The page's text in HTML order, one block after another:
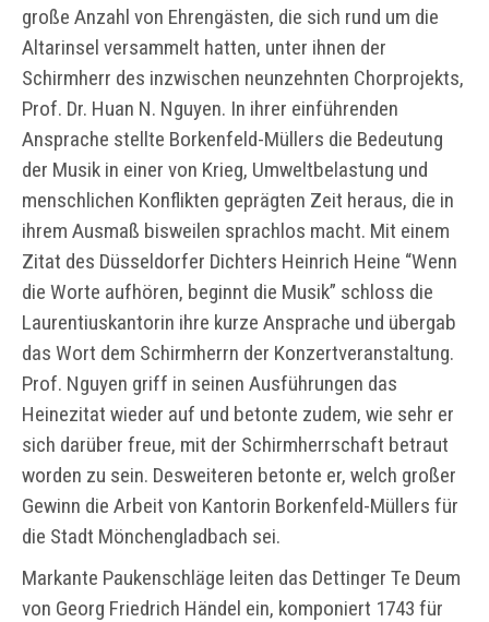
große Anzahl von Ehrengästen, die sich rund um die
Altarinsel versammelt hatten, unter ihnen der
Schirmherr des inzwischen neunzehnten Chorprojekts,
Prof. Dr. Huan N. Nguyen. In ihrer einführenden
Ansprache stellte Borkenfeld-Müllers die Bedeutung
der Musik in einer von Krieg, Umweltbelastung und
menschlichen Konflikten geprägten Zeit heraus, die in
ihrem Ausmaß bisweilen sprachlos macht. Mit einem
Zitat des Düsseldorfer Dichters Heinrich Heine “Wenn
die Worte aufhören, beginnt die Musik” schloss die
Laurentiuskantorin ihre kurze Ansprache und übergab
das Wort dem Schirmherrn der Konzertveranstaltung.
Prof. Nguyen griff in seinen Ausführungen das
Heinezitat wieder auf und betonte zudem, wie sehr er
sich darüber freue, mit der Schirmherrschaft betraut
worden zu sein. Desweiteren betonte er, welch großer
Gewinn die Arbeit von Kantorin Borkenfeld-Müllers für
die Stadt Mönchengladbach sei.
Markante Paukenschläge leiten das Dettinger Te Deum
von Georg Friedrich Händel ein, komponiert 1743 für